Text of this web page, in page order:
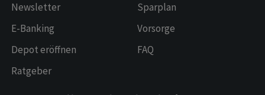
Newsletter
E-Banking
Depot eröffnen
Ratgeber
Sparplan
Vorsorge
FAQ